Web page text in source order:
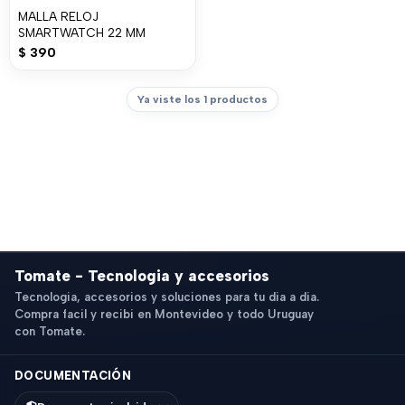
MALLA RELOJ
SMARTWATCH 22 MM
$ 390
Ya viste los 1 productos
Tomate - Tecnologia y accesorios
Tecnologia, accesorios y soluciones para tu dia a dia.
Compra facil y recibi en Montevideo y todo Uruguay
con Tomate.
DOCUMENTACIÓN